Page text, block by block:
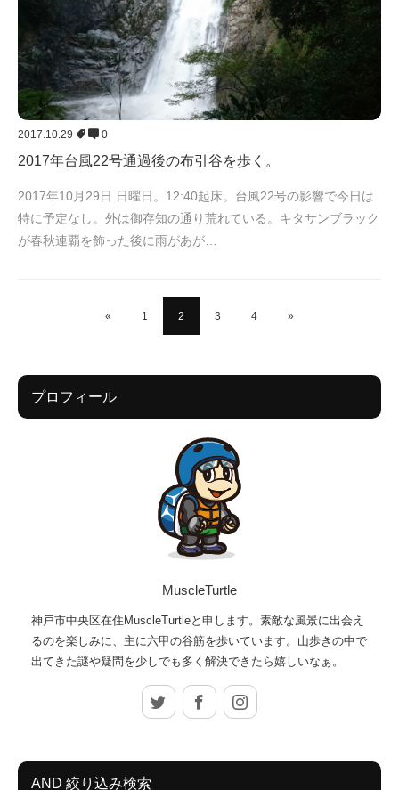
2017.10.29 0
2017年台風22号通過後の布引谷を歩く。
2017年10月29日 日曜日。12:40起床。台風22号の影響で今日は
特に予定なし。外は御存知の通り荒れている。キタサンブラック
が春秋連覇を飾った後に雨があが…
« 1 2 3 4 »
プロフィール
MuscleTurtle
神戸市中央区在住MuscleTurtleと申します。素敵な風景に出会え
るのを楽しみに、主に六甲の谷筋を歩いています。山歩きの中で
出てきた謎や疑問を少しでも多く解決できたら嬉しいなぁ。
Twitter FacebookInstagram
AND 絞り込み検索